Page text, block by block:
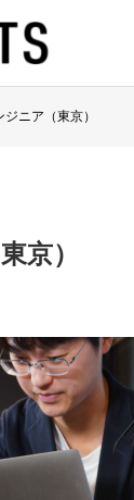
ニア（東京）
京）